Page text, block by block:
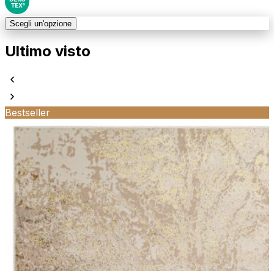
Scegli un'opzione
Ultimo visto
Bestseller